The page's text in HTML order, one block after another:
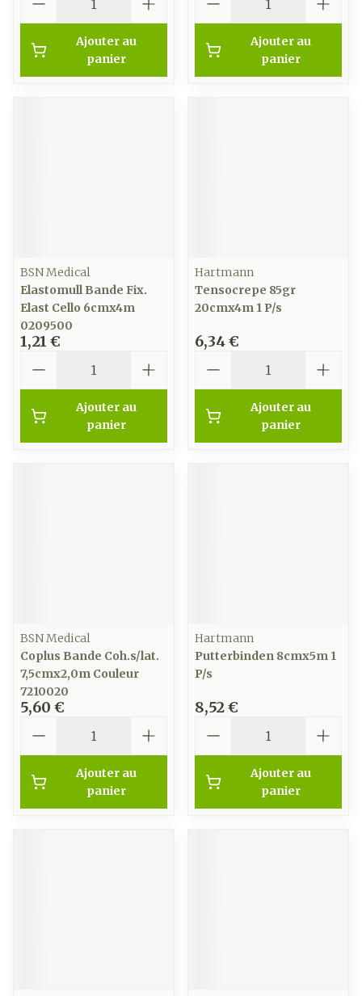
Ajouter au
panier
Ajouter au
panier
BSN Medical
Elastomull Bande Fix.
Elast Cello 6cmx4m
0209500
1,21 €
Ajouter au
panier
Hartmann
Tensocrepe 85gr
20cmx4m 1 P/s
6,34 €
Ajouter au
panier
BSN Medical
Coplus Bande Coh.s/lat.
7,5cmx2,0m Couleur
7210020
5,60 €
Ajouter au
panier
Hartmann
Putterbinden 8cmx5m 1
P/s
8,52 €
Ajouter au
panier